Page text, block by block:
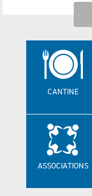
CANTINE
ASSOCIATIONS